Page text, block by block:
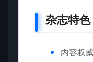
杂志特色
内容权